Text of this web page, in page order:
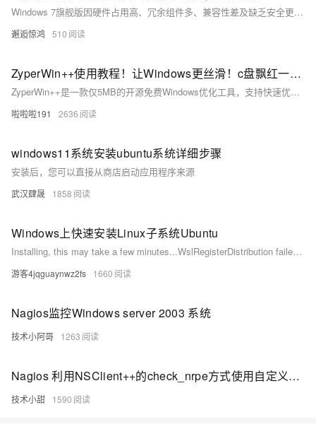
Windows 7旗舰版因硬件占用高、冗余组件多、兼容性差及缺乏安全更新等问题，逐渐难以满足用户需求。适度精简版通过去除无用组件、优化性能与安全性，提升老旧设备运行效率，增强兼容性与稳定性，同时保留用户熟悉的操作界面，降低学习成本，满足个性化需求，延续Windows 7的实用价值。
邂逅惊鸿 510
ZyperWin++使用教程！让Windows更丝滑！c盘飘红一键搞定！ZyperWin++解决系统优化、Office安装和系统激活
ZyperWin++是一款仅5MB的开源免费Windows优化工具，支持快速优化、自定义设置与垃圾清理，兼具系统加速、隐私保护、Office安装等功能，轻便无广告，小白也能轻松上手，是提升电脑性能的全能管家。
啦啦啦191 2636
windows11系统安装ubuntu系统详细步骤
安装后，您可以直接从商店启动应用程序来源
武汉肆晟 1858
Windows上快速安装Linux子系统Ubuntu
Installing, this may take a few minutes...WslRegisterDistribution failed with error: 0x800701bcError: 0x800701bc WSL 2 ?????????????????? https://aka.ms/wsl2kernelPress any key to continue... 原因是 wsl1 升级到 wsl2 之后，内核却没有升级。 解决：下载最新的wsl安装包（wsl安装包）
游客4jqguaynwz2fs 1660
Nagios监控Windows server 2003 系统
技术小阿哥 1263
Nagios 利用NSClient++的check_nrpe方式使用自定义脚本监控windows
技术小甜 1590